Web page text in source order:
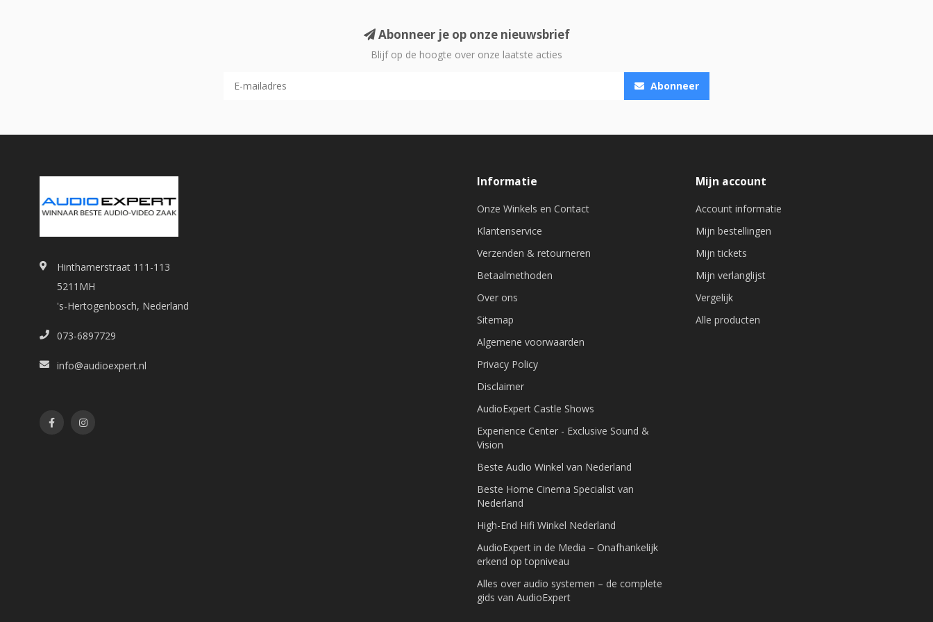
Abonneer je op onze nieuwsbrief
Blijf op de hoogte over onze laatste acties
Abonneer
Hinthamerstraat 111-113
5211MH
's-Hertogenbosch, Nederland
073-6897729
info@audioexpert.nl
Informatie
Onze Winkels en Contact
Klantenservice
Verzenden & retourneren
Betaalmethoden
Over ons
Sitemap
Algemene voorwaarden
Privacy Policy
Disclaimer
AudioExpert Castle Shows
Experience Center - Exclusive Sound &
Vision
Beste Audio Winkel van Nederland
Beste Home Cinema Specialist van
Nederland
High-End Hifi Winkel Nederland
AudioExpert in de Media – Onafhankelijk
erkend op topniveau
Alles over audio systemen – de complete
gids van AudioExpert
Mijn account
Account informatie
Mijn bestellingen
Mijn tickets
Mijn verlanglijst
Vergelijk
Alle producten